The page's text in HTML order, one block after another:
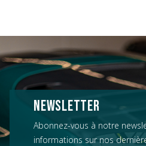
NEWSLETTER
Abonnez-vous à notre
informations sur nos